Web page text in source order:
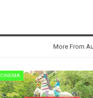
More From
CINEMA